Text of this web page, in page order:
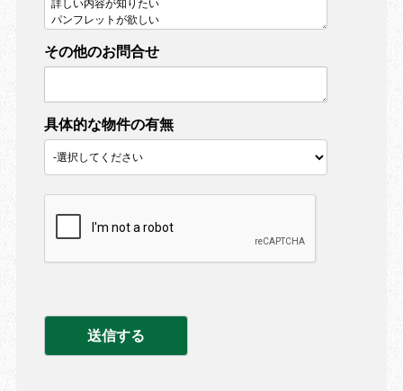
その他のお問合せ
具体的な物件の有無